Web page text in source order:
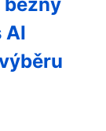
AI